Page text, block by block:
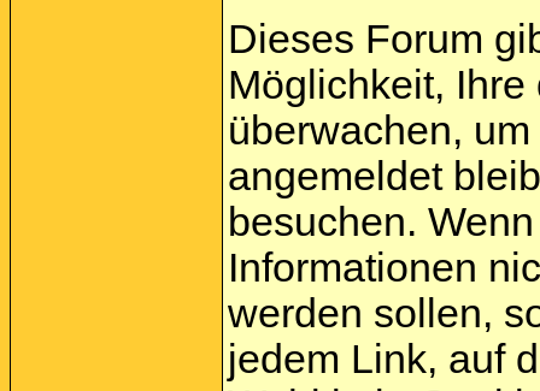
Dieses Forum
Möglichkeit,
überwachen,
angemeldet
besuchen.
Informationen
werden sollen,
jedem Link, auf